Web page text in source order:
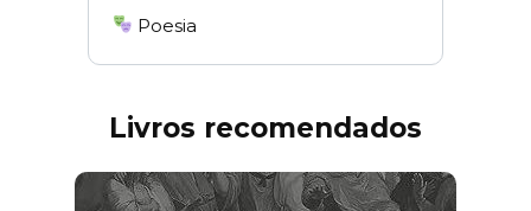
Poesia
Livros recomendados